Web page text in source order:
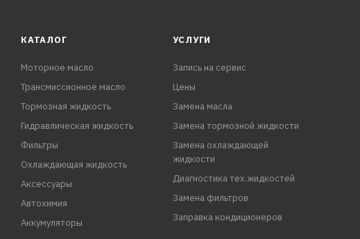
КАТАЛОГ
Моторное масло
Трансмиссионное масло
Тормозная жидкость
Гидравлическая жидкость
Фильтры
Охлаждающая жидкость
Аксессуары
Автохимия
Аккумуляторы
УСЛУГИ
Запись на сервис
Цены
Замена масла
Замена тормозной жидкости
Замена охлаждающей
жидкости
Диагностика тех.жидкостей
Замена фильтров
Заправка кондиционеров